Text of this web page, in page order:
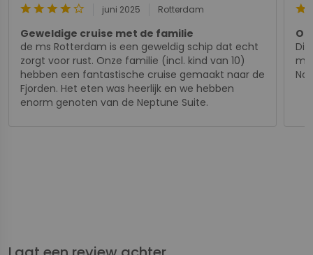
starstarstarstarstar_border juni 2025 Rotterdam
Geweldige cruise met de familie
de ms Rotterdam is een geweldig schip dat echt
zorgt voor rust. Onze familie (incl. kind van 10)
hebben een fantastische cruise gemaakt naar de
Fjorden. Het eten was heerlijk en we hebben
enorm genoten van de Neptune Suite.
star
Dit